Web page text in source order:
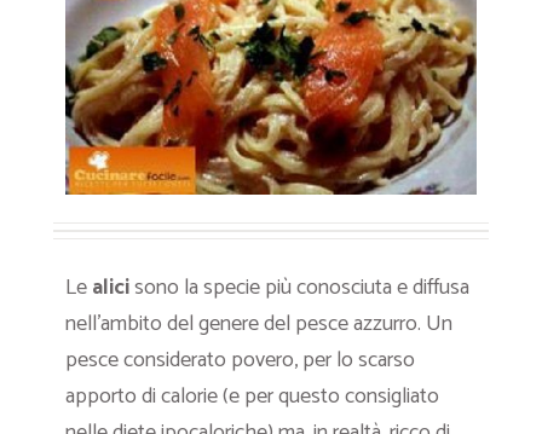
Lealicisono la specie più conosciuta e diffusa
nell’ambito del genere del pesce azzurro. Un
pesce considerato povero, per lo scarso
apporto di calorie (e per questo consigliato